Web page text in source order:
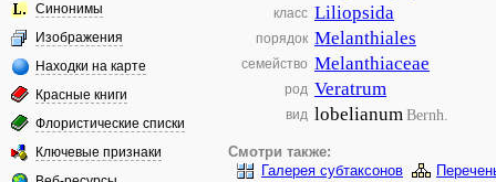
Синонимы
Изображения
Находки на карте
Красные книги
Флористические списки
Ключевые признаки
класс Liliopsida
порядок Melanthiales
семейство Melanthiaceae
род Veratrum
вид lobelianumBernh.
Смотри также:
Галерея субтаксонов